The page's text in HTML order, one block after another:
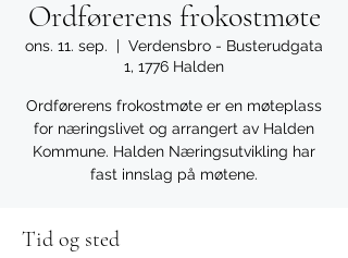
Ordførerens frokostmøte
ons. 11. sep.
  |
Verdensbro - Busterudgata
1, 1776 Halden
Ordførerens frokostmøte er en møteplass
for næringslivet og arrangert av Halden
Kommune. Halden Næringsutvikling har
fast innslag på møtene.
Tid og sted